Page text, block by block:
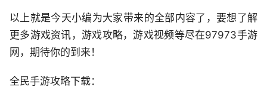
以上就是今天小编为大家带来的全部内容了，要想了解
更多游戏资讯，游戏攻略，游戏视频等尽在97973手游
网，期待你的到来！
全民手游攻略下载：